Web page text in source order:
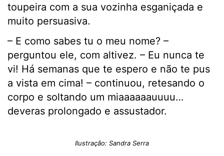
toupeira com a sua vozinha esganiçada e
muito persuasiva.
– E como sabes tu o meu nome? –
perguntou ele, com altivez. – Eu nunca te
vi! Há semanas que te espero e não te pus
a vista em cima! – continuou, retesando o
corpo e soltando um miaaaaaauuuu…
deveras prolongado e assustador.
Ilustração: Sandra Serra